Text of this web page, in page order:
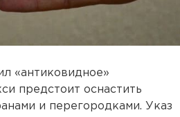
«антиковидное»
предстоит оснастить
и перегородками. Указ